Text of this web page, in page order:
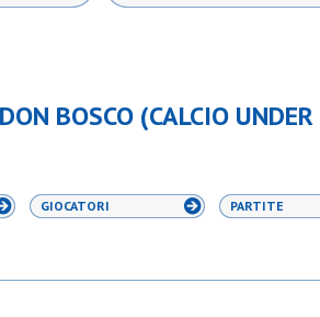
BOSCO (CALCIO
GIOCATORI PARTITE